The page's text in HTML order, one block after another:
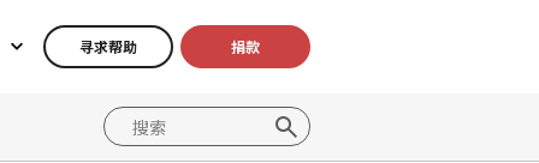
寻求帮助 捐款